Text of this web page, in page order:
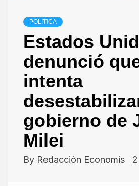
POLITICA
Estados
denunció
intenta
gobierno de
Milei
By Redacción Economis